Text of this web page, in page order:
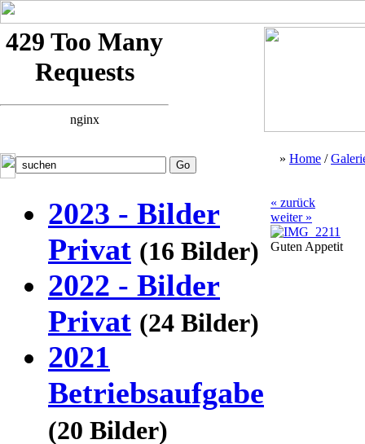
» Home /
2023 - Bilder
Privat (16 Bilder)
2022 - Bilder
Privat (24 Bilder)
2021
Betriebsaufgabe
(20 Bilder)
« zurück
weiter »
Guten Appetit